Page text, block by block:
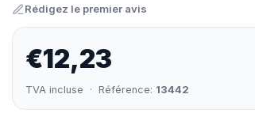
Rédigez le premier avis
€12,23
TVA incluse · Référence: 13442